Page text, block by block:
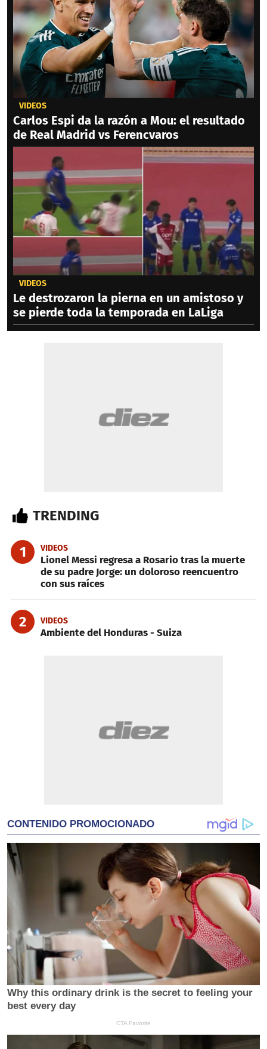
VIDEOS
Carlos Espi da la razón a Mou: el resultado
de Real Madrid vs Ferencvaros
VIDEOS
Le destrozaron la pierna en un amistoso y
se pierde toda la temporada en LaLiga
TRENDING
1 VIDEOS
Lionel Messi regresa a Rosario tras la muerte
de su padre Jorge: un doloroso reencuentro
con sus raíces
2 VIDEOS
Ambiente del Honduras - Suiza